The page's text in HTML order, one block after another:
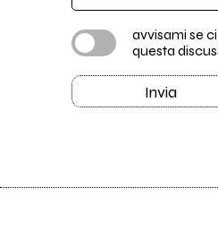
avvisami se
questa
Invia